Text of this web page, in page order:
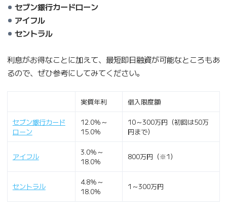
セブン銀行カードローン
アイフル
セントラル
利息がお得なことに加えて、最短即日融資が可能なところもあ
るので、ぜひ参考にしてみてください。
実質年利 借入限度額
セブン銀行カード
ローン
12.0％～
15.0％
10～300万円（初回は50万
円まで）
アイフル
3.0％～
18.0％
800万円（※1）
セントラル
4.8％～
18.0％
1～300万円